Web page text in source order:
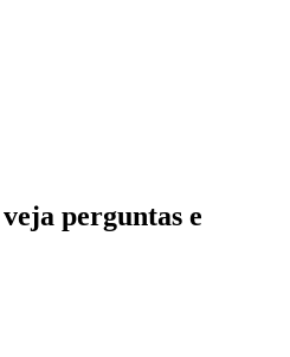
perguntas e